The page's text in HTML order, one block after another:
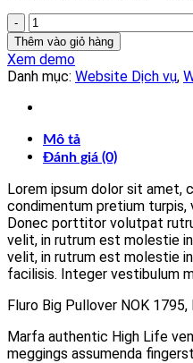
Fluro
Big
Pullover
Designers
Remix
số
Thêm vào giỏ hàng
Xem demo
Danh mục: Website Dịch vụ,
Mô tả
Đánh giá (0)
Lorem ipsum dolor sit amet,
condimentum pretium turpis,
Donec porttitor volutpat
velit, in rutrum est molestie
velit, in rutrum est molestie
facilisis. Integer vestibulum
Fluro Big Pullover NOK 1795,
Marfa authentic High Life
meggings assumenda